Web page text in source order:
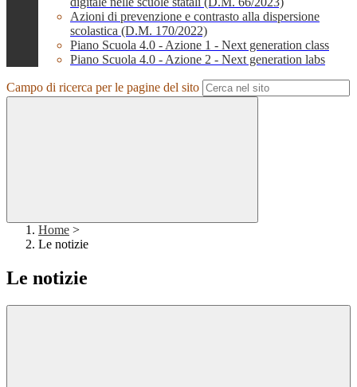
Azioni di prevenzione e contrasto alla dispersione
scolastica (D.M. 170/2022)
Piano Scuola 4.0 - Azione 1 - Next generation class
Piano Scuola 4.0 - Azione 2 - Next generation labs
Campo di ricerca per le pagine del sito
Home >
Le notizie
Le notizie